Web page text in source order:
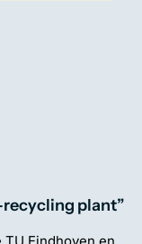
recycling plant”